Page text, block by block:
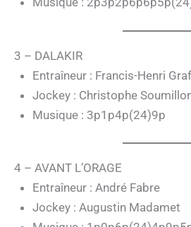
3 – DALAKIR
Entraîneur : Francis-Henri
Jockey : Christophe
Musique : 3p1p4p(24)9p
4 – AVANT L’ORAGE
Entraîneur : André Fabre
Jockey : Augustin Madamet